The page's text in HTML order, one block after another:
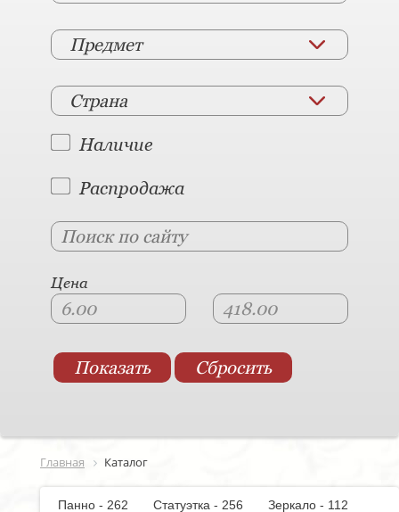
Предмет
Страна
Наличие
Распродажа
Цена
Главная Каталог
Панно - 262 Статуэтка - 256
Зеркало - 112